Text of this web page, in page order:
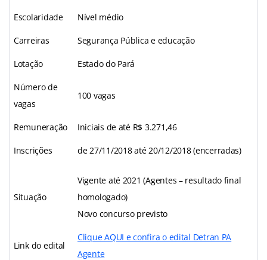
Escolaridade Nível médio
Carreiras Segurança Pública e educação
Lotação Estado do Pará
Número de
vagas
100 vagas
Remuneração Iniciais de até R$ 3.271,46
Inscrições de 27/11/2018 até 20/12/2018 (encerradas)
Situação
Vigente até 2021 (Agentes – resultado final
homologado)
Novo concurso previsto
Link do edital
Clique AQUI e confira o edital Detran PA
Agente